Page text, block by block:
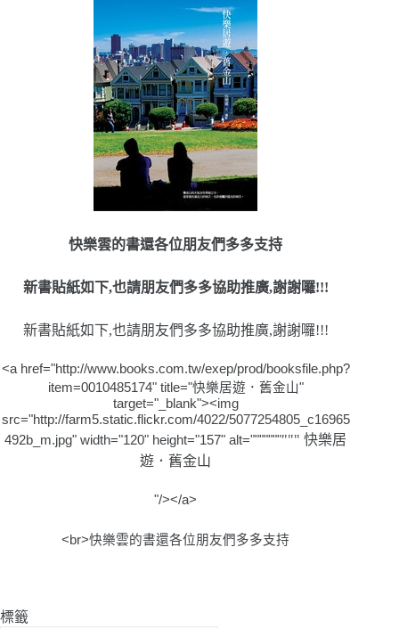
快樂雲的書還各位朋友們多多支持
新書貼紙如下,也請朋友們多多協助推廣,謝謝囉!!!
新書貼紙如下,也請朋友們多多協助推廣,謝謝囉!!!
<a href="http://www.books.com.tw/exep/prod/booksfile.php?
item=0010485174" title="快樂居遊．舊金山"
target="_blank"><img
src="http://farm5.static.flickr.com/4022/5077254805_c16965
492b_m.jpg" width="120" height="157" alt="""""""""" 快樂居
遊．舊金山
"/></a>
<br>快樂雲的書還各位朋友們多多支持
標籤